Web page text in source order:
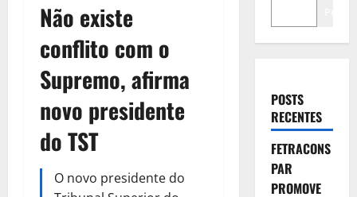
Não existe
conflito com o
Supremo, afirma
novo presidente
do TST
O novo presidente do
POSTS
RECENTES
FETRACONS
PAR
PROMOVE